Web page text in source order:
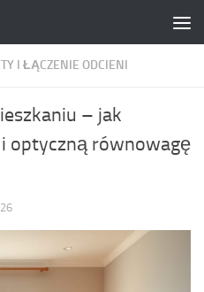
I ŁĄCZENIE ODCIENI
– jak
optyczną równowagę